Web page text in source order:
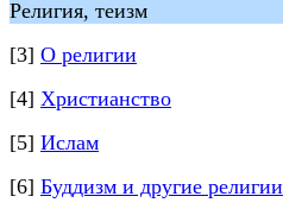
Религия, теизм
[3] О религии
[4] Христианство
[5] Ислам
[6] Буддизм и другие религии